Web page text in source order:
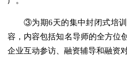
③为期6天的集中封闭式培
容，内容包括知名导师的全方位
企业互动参访、融资辅导和融资对